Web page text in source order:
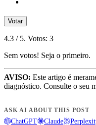
Votar
4.3 / 5. Votos: 3
Sem votos! Seja o primeiro.
AVISO: Este artigo é
diagnóstico. Consulte o seu
ASK AI ABOUT THIS POST
ChatGPT Claude